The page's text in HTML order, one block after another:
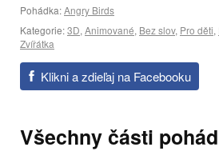
Pohádka:Angry Birds
Kategorie:3D, Animované, Bez slov, Pro děti,
Zvířátka
Klikni a zdieľaj na Facebooku
Všechny části